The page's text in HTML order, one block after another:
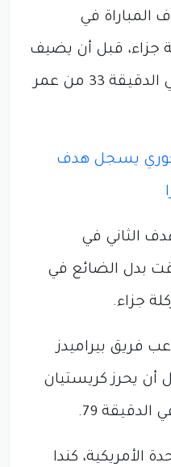
المباراة في
ركلة جزاء، قبل أن يضيف
دان ندوي الهدف الثاني في الدقيقة 33 من عمر
يسجل هدف
الثاني في
بدل الضائع في
جزاء.
فريق بيراميدز
في الدقيقة 52 قبل أن يحرز كريستيان
79.
الأمريكية، كندا